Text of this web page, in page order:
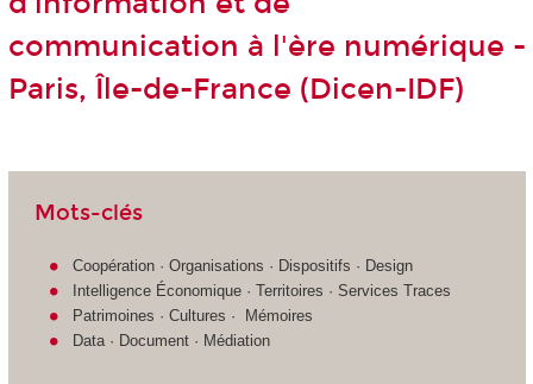
communication à l'ère numérique -
Paris, Île-de-France (Dicen-IDF)
Mots-clés
Coopération · Organisations · Dispositifs · Design
Intelligence Économique · Territoires · Services Traces
Patrimoines · Cultures · Mémoires
Data · Document · Médiation